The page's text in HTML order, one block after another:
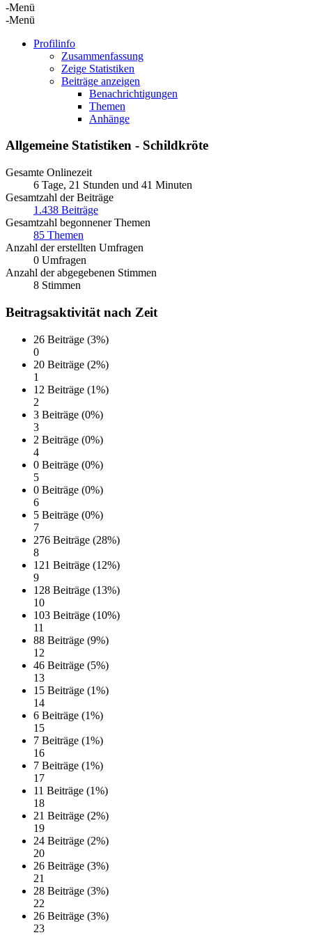
-Menü
-Menü
Profilinfo
Zusammenfassung
Zeige Statistiken
Beiträge anzeigen
Benachrichtigungen
Themen
Anhänge
Allgemeine Statistiken - Schildkröte
Gesamte Onlinezeit
6 Tage, 21 Stunden und 41 Minuten
Gesamtzahl der Beiträge
1.438 Beiträge
Gesamtzahl begonnener Themen
85 Themen
Anzahl der erstellten Umfragen
0 Umfragen
Anzahl der abgegebenen Stimmen
8 Stimmen
Beitragsaktivität nach Zeit
26 Beiträge (3%)
0
20 Beiträge (2%)
1
12 Beiträge (1%)
2
3 Beiträge (0%)
3
2 Beiträge (0%)
4
0 Beiträge (0%)
5
0 Beiträge (0%)
6
5 Beiträge (0%)
7
276 Beiträge (28%)
8
121 Beiträge (12%)
9
128 Beiträge (13%)
10
103 Beiträge (10%)
11
88 Beiträge (9%)
12
46 Beiträge (5%)
13
15 Beiträge (1%)
14
6 Beiträge (1%)
15
7 Beiträge (1%)
16
7 Beiträge (1%)
17
11 Beiträge (1%)
18
21 Beiträge (2%)
19
24 Beiträge (2%)
20
26 Beiträge (3%)
21
28 Beiträge (3%)
22
26 Beiträge (3%)
23